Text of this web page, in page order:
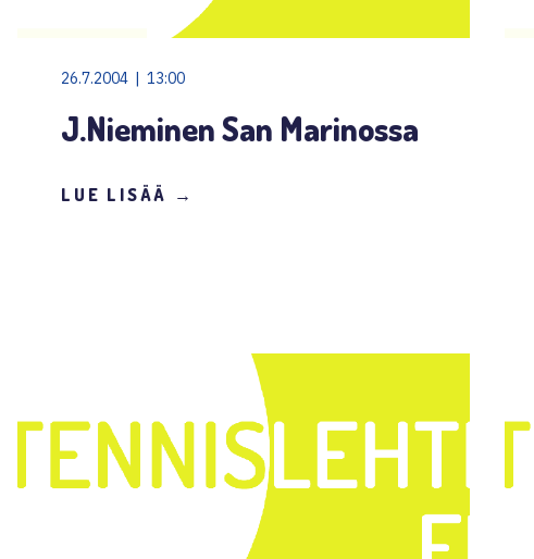
26.7.2004 | 13:00
J.Nieminen San Marinossa
LUE LISÄÄ →